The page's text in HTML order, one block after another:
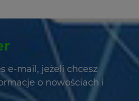
e-mail, jeżeli chcesz
o nowościach i